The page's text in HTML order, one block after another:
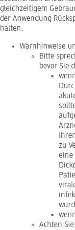
gleichzeitigem
der Anwendung
halten.
Warnhinweise
Bitte
bevor Sie
zu
eine
Achten